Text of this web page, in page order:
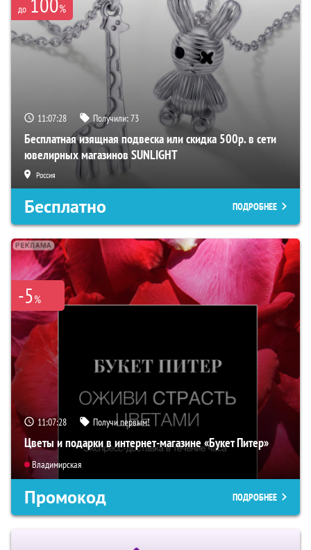
до %
11:07:27 Получили:73
Бесплатная изящная подвеска или скидка 500р. в сети
ювелирных магазинов SUNLIGHT
Россия
Бесплатно ПОДРОБНЕЕ
-5%
11:07:27 Получи первым!
Цветы и подарки в интернет-магазине «Букет Питер»
Владимирская
Промокод ПОДРОБНЕЕ